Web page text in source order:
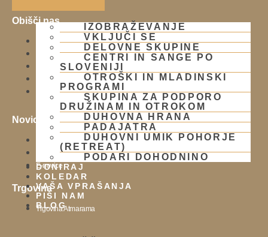
IZOBRAŽEVANJE
VKLJUČI SE
DELOVNE SKUPINE
CENTRI IN SANGE PO
SLOVENIJI
OTROŠKI IN MLADINSKI
PROGRAMI
SKUPINA ZA PODPORO
DRUŽINAM IN OTROKOM
DUHOVNA HRANA
PADAJATRA
DUHOVNI UMIK POHORJE
(RETREAT)
PODARI DOHODNINO
DONIRAJ
KOLEDAR
VAŠA VPRAŠANJA
PIŠI NAM
BLOG
Obišči nas
Lokacija
Urnik templja
Nedeljsko srečanje
Parkiranje
Politika zasebnosti
Novice
Prispevki
Aktualni dogodki
E-novice
Trgovina
Trgovina Atmarama